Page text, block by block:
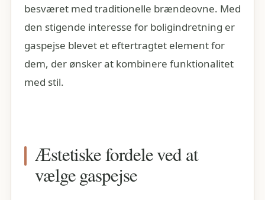
besværet med traditionelle brændeovne. Med
den stigende interesse for boligindretning er
gaspejse blevet et eftertragtet element for
dem, der ønsker at kombinere funktionalitet
med stil.
Æstetiske fordele ved at
vælge gaspejse